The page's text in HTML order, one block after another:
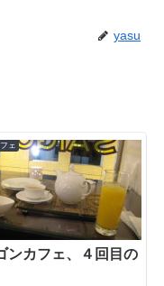
yasu
ェ
ンカフェ、４回目の